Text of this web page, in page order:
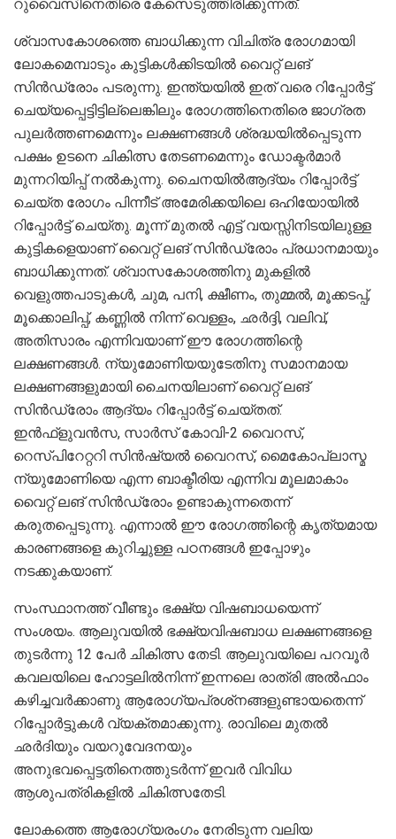
റുവൈസിനെതിരെ കേസെടുത്തിരിക്കുന്നത്.
ശ്വാസകോശത്തെ ബാധിക്കുന്ന വിചിത്ര രോഗമായി
ലോകമെമ്പാടും കുട്ടികള്‍ക്കിടയില്‍ വൈറ്റ് ലങ്
സിന്‍ഡ്രോം പടരുന്നു. ഇന്ത്യയില്‍ ഇത് വരെ റിപ്പോര്‍ട്ട്
ചെയ്യപ്പെട്ടിട്ടില്ലെങ്കിലും രോഗത്തിനെതിരെ ജാഗ്രത
പുലര്‍ത്തണമെന്നും ലക്ഷണങ്ങള്‍ ശ്രദ്ധയില്‍പ്പെടുന്ന
പക്ഷം ഉടനെ ചികിത്സ തേടണമെന്നും ഡോക്ടര്‍മാര്‍
മുന്നറിയിപ്പ് നല്‍കുന്നു. ചൈനയില്‍ആദ്യം റിപ്പോര്‍ട്ട്
ചെയ്ത രോഗം പിന്നീട് അമേരിക്കയിലെ ഒഹിയോയില്‍
റിപ്പോര്‍ട്ട് ചെയ്തു. മൂന്ന് മുതല്‍ എട്ട് വയസ്സിനിടയിലുള്ള
കുട്ടികളെയാണ് വൈറ്റ് ലങ് സിന്‍ഡ്രോം പ്രധാനമായും
ബാധിക്കുന്നത്. ശ്വാസകോശത്തിനു മുകളില്‍
വെളുത്തപാടുകള്‍, ചുമ, പനി, ക്ഷീണം, തുമ്മല്‍, മൂക്കടപ്പ്,
മൂക്കൊലിപ്പ്, കണ്ണില്‍ നിന്ന് വെള്ളം, ഛര്‍ദ്ദി, വലിവ്,
അതിസാരം എന്നിവയാണ് ഈ രോഗത്തിന്റെ
ലക്ഷണങ്ങള്‍. ന്യുമോണിയയുടേതിനു സമാനമായ
ലക്ഷണങ്ങളുമായി ചൈനയിലാണ് വൈറ്റ് ലങ്
സിന്‍ഡ്രോം ആദ്യം റിപ്പോര്‍ട്ട് ചെയ്തത്.
ഇന്‍ഫ്ളുവന്‍സ, സാര്‍സ് കോവി-2 വൈറസ്,
റെസ്പിറേറ്ററി സിന്‍ഷ്യല്‍ വൈറസ്, മൈകോപ്ലാസ്മ
ന്യുമോണിയെ എന്ന ബാക്ടീരിയ എന്നിവ മൂലമാകാം
വൈറ്റ് ലങ് സിന്‍ഡ്രോം ഉണ്ടാകുന്നതെന്ന്
കരുതപ്പെടുന്നു. എന്നാല്‍ ഈ രോഗത്തിന്റെ കൃത്യമായ
കാരണങ്ങളെ കുറിച്ചുള്ള പഠനങ്ങള്‍ ഇപ്പോഴും
നടക്കുകയാണ്.
സംസ്ഥാനത്ത് വീണ്ടും ഭക്ഷ്യ വിഷബാധയെന്ന്
സംശയം. ആലുവയില്‍ ഭക്ഷ്യവിഷബാധ ലക്ഷണങ്ങളെ
തുടര്‍ന്നു 12 പേര്‍ ചികിത്സ തേടി. ആലുവയിലെ പറവൂര്‍
കവലയിലെ ഹോട്ടലില്‍നിന്ന് ഇന്നലെ രാത്രി അല്‍ഫാം
കഴിച്ചവര്‍ക്കാണു ആരോഗ്യപ്രശ്‌നങ്ങളുണ്ടായതെന്ന്
റിപ്പോര്‍ട്ടുകള്‍ വ്യക്തമാക്കുന്നു. രാവിലെ മുതല്‍
ഛര്‍ദിയും വയറുവേദനയും
അനുഭവപ്പെട്ടതിനെത്തുടര്‍ന്ന് ഇവര്‍ വിവിധ
ആശുപത്രികളില്‍ ചികിത്സതേടി.
ലോകത്തെ ആരോഗ്യരംഗം നേരിടുന്ന വലിയ